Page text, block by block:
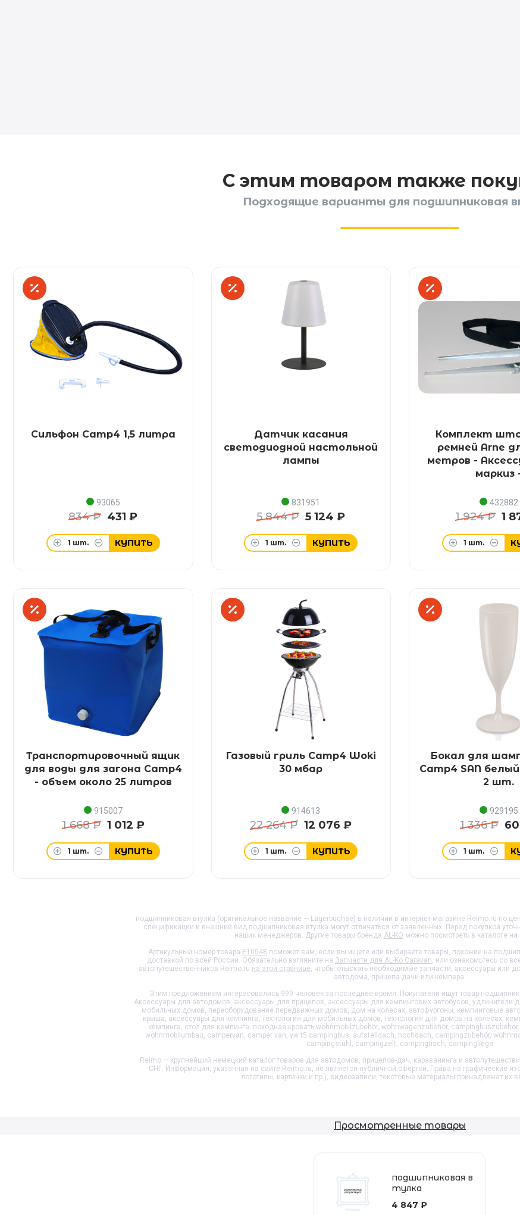
С этим товаром также
Подходящие варианты для подшипниковая
Сильфон Camp4 1,5 литра
93065
834 ₽ 431 ₽
1 шт. КУПИТЬ
Датчик касания
светодиодной настольной
лампы
831951
5 844 ₽ 5 124 ₽
1 шт. КУПИТЬ
Комплект
ремней Arne
метров -
маркиз
432882
1 924 ₽ 1
1 шт.
Транспортировочный ящик
для воды для загона Camp4
- объем около 25 литров
915007
1 668 ₽ 1 012 ₽
1 шт. КУПИТЬ
Газовый гриль Camp4 Woki
30 мбар
914613
22 264 ₽ 12 076 ₽
1 шт. КУПИТЬ
Бокал для
Camp4 SAN
2 шт.
929195
1 336 ₽
1 шт.
подшипниковая втулка (оригинальное название — Lagerbuchse) в наличии в интернет-магазине Reimo.ru по
спецификации и внешний вид подшипниковая втулка могут отличаться от заявленных. Перед покупкой
наших менеджеров. Другие товары бренда AL-KO можно посмотреть в каталоге на
Артикульный номер товара E10548 поможет вам, если вы ищете или выбираете товары, похожие на
доставкой по всей России. Обязательно взгляните на Запчасти для AL-Ko Caravan , или ознакомьтесь со
автопутешественников Reimo.ru на этой странице , чтобы отыскать необходимые запчасти, аксессуары или
автодома, прицепа-дачи или кемпера.
Этим предложением интересовались 999 человек за последнее время. Покупатели ищут товар
Аксессуары для автодомов, аксессуары для прицепов, аксессуары для кемпинговых автобусов, удлинители
мобильных домов, переоборудование передвижных домов, дом на колесах, автофургоны, кемпинговые
крыша, аксессуары для кемпинга, технология для мобильных домов, технология для домов на колесах,
кемпинга, стол для кемпинга, походная кровать wohnmobilzubehör, wohnwagenzubehör,
wohnmobilumbau, campervan, camper van, vw t5 campingbus, aufstelldach, hochdach, campingzubehör,
campingstuhl, campingzelt, campingtisch, campingliege
Reimo — крупнейший немецкий каталог товаров для автодомов, прицепов-дач, караванинга и
СНГ. Информация, указанная на сайте Reimo.ru, не является публичной офертой. Права на графические
логотипы, картинки и пр.), видеозаписи, текстовые материалы принадлежат их
Просмотренные товары
подшипниковая в
тулка
4 847 ₽